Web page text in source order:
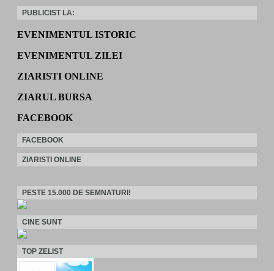
PUBLICIST LA:
EVENIMENTUL ISTORIC
EVENIMENTUL ZILEI
ZIARISTI ONLINE
ZIARUL BURSA
FACEBOOK
FACEBOOK
ZIARISTI ONLINE
PESTE 15.000 DE SEMNATURI!
CINE SUNT
TOP ZELIST